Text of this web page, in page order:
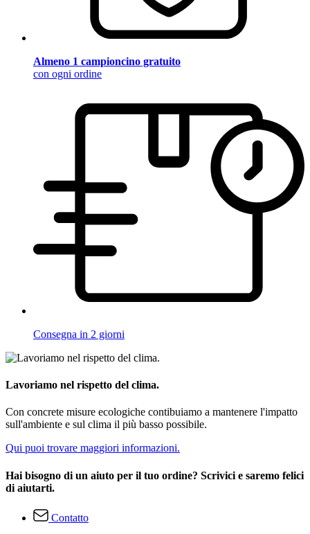
Almeno 1 campioncino gratuito
con ogni ordine
Consegna in 2 giorni
Lavoriamo nel rispetto del clima.
Con concrete misure ecologiche contibuiamo a mantenere l'impatto
sull'ambiente e sul clima il più basso possibile.
Qui puoi trovare maggiori informazioni.
Hai bisogno di un aiuto per il tuo ordine? Scrivici e saremo felici
di aiutarti.
Contatto